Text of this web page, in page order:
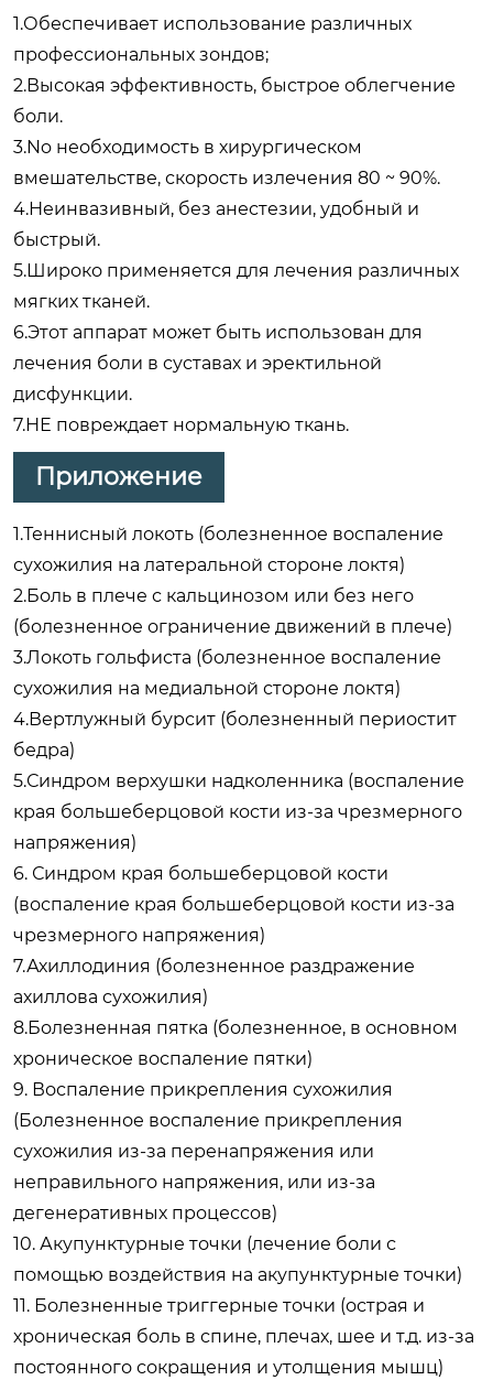
1.Обеспечивает использование различных
профессиональных зондов;
2.Высокая эффективность, быстрое облегчение
боли.
3.No необходимость в хирургическом
вмешательстве, скорость излечения 80 ~ 90%.
4.Неинвазивный, без анестезии, удобный и
быстрый.
5.Широко применяется для лечения различных
мягких тканей.
6.Этот аппарат может быть использован для
лечения боли в суставах и эректильной
дисфункции.
7.НЕ повреждает нормальную ткань.
Приложение
1.Теннисный локоть (болезненное воспаление
сухожилия на латеральной стороне локтя)
2.Боль в плече с кальцинозом или без него
(болезненное ограничение движений в плече)
3.Локоть гольфиста (болезненное воспаление
сухожилия на медиальной стороне локтя)
4.Вертлужный бурсит (болезненный периостит
бедра)
5.Синдром верхушки надколенника (воспаление
края большеберцовой кости из-за чрезмерного
напряжения)
6. Синдром края большеберцовой кости
(воспаление края большеберцовой кости из-за
чрезмерного напряжения)
7.Ахиллодиния (болезненное раздражение
ахиллова сухожилия)
8.Болезненная пятка (болезненное, в основном
хроническое воспаление пятки)
9. Воспаление прикрепления сухожилия
(Болезненное воспаление прикрепления
сухожилия из-за перенапряжения или
неправильного напряжения, или из-за
дегенеративных процессов)
10. Акупунктурные точки (лечение боли с
помощью воздействия на акупунктурные точки)
11. Болезненные триггерные точки (острая и
хроническая боль в спине, плечах, шее и т.д. из-за
постоянного сокращения и утолщения мышц)